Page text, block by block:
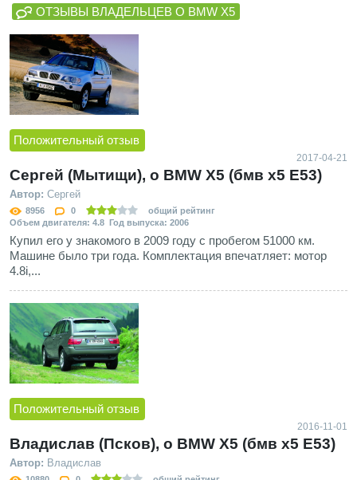
ОТЗЫВЫ ВЛАДЕЛЬЦЕВ О BMW X5
Положительный отзыв
2017-04-21
Сергей (Мытищи), о BMW X5 (бмв х5 E53)
Автор: Сергей
8956 0
общий рейтинг
Объем двигателя: 4.8 Год выпуска: 2006
Купил его у знакомого в 2009 году с пробегом 51000 км.
Машине было три года. Комплектация впечатляет: мотор
4.8i,...
Положительный отзыв
2016-11-01
Владислав (Псков), о BMW X5 (бмв х5 E53)
Автор: Владислав